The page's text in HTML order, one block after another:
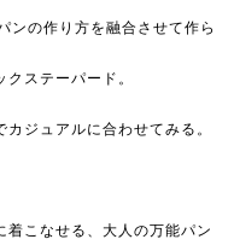
ンの作り方を融合させて作ら
ステーパード。
ジュアルに合わせてみる。
着こなせる、大人の万能パン